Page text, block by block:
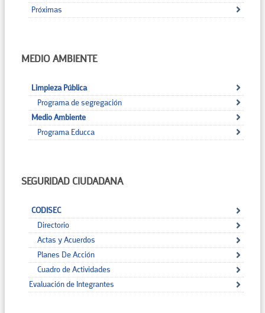
Próximas
MEDIO AMBIENTE
Limpieza Pública
Programa de segregación
Medio Ambiente
Programa Educca
SEGURIDAD CIUDADANA
CODISEC
Directorio
Actas y Acuerdos
Planes De Acción
Cuadro de Actividades
Evaluación de Integrantes